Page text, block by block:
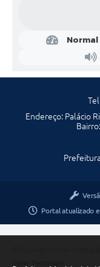
LinksEndereço: Palácio
Portal atualizado